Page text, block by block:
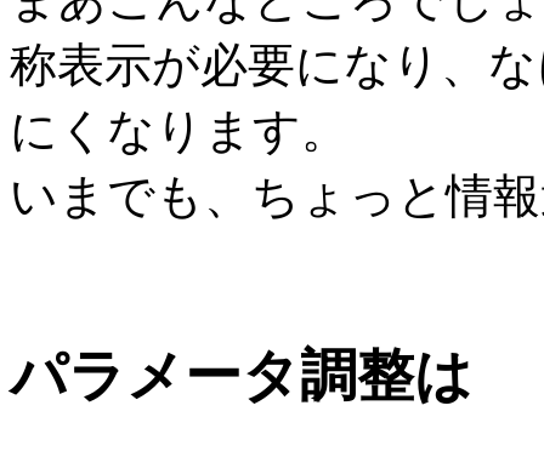
称表示が必要になり、
にくなります。
いまでも、ちょっと情
パラメータ調整は